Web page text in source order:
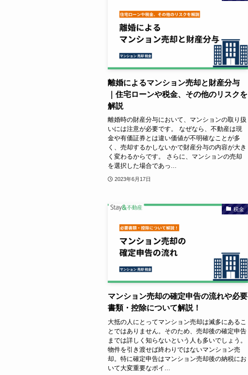
離婚によるマンション売却と財産分与
｜住宅ローンや税金、その他のリスクを
解説
離婚時の財産分与において、マンションの取り扱
いには注意が必要です。 なぜなら、不動産は現
金や有価証券とは違い価値が不明確なことが多
く、売却するかしないかで財産分与の内容が大き
く変わるからです。 さらに、マンションの売却
を選択した場合であっ...
2023年6月17日
税金
マンション売却の確定申告の流れや必要
書類・控除について解説！
大抵の人にとってマンション売却は滅多にあるこ
とではありません。そのため、売却後の確定申告
までは詳しく知らないという人も多いでしょう。
物件を引き渡せば終わりではないマンション売
却。特に確定申告はマンション売却後の納税にお
いて大変重要なポイ...